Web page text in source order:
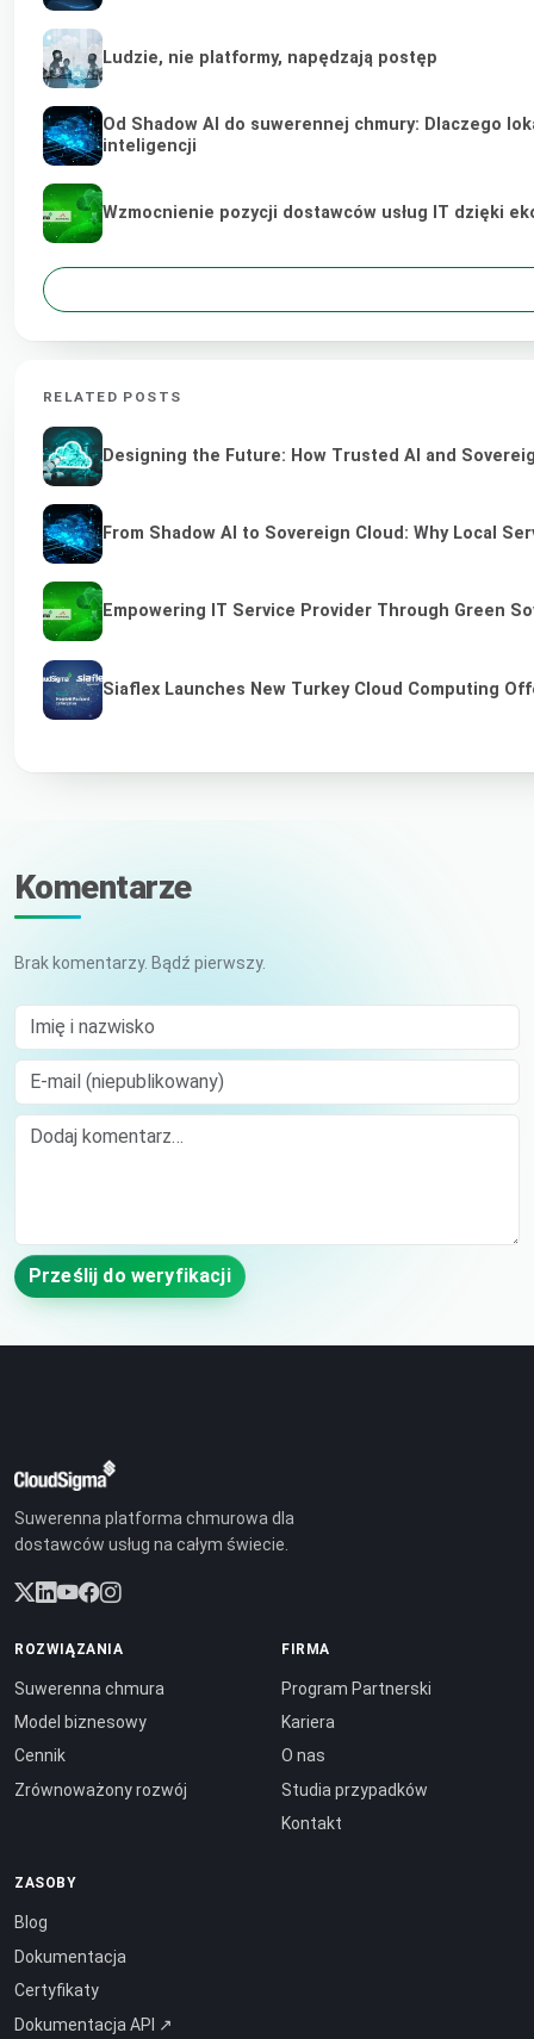
Ludzie, nie platformy, napędzają postęp
Od Shadow AI do suwerennej chmury: Dlaczego
inteligencji
Wzmocnienie pozycji dostawców usług IT dzięki
RELATED POSTS
Designing the Future: How Trusted AI and
From Shadow AI to Sovereign Cloud: Why Local
Empowering IT Service Provider Through Green
Siaflex Launches New Turkey Cloud Computing
Komentarze
Brak komentarzy. Bądź pierwszy.
Imię i nazwisko
E-mail (niepublikowany)
Comment
Prześlij do weryfikacji
Suwerenna platforma chmurowa dla
dostawców usług na całym świecie.
ROZWIĄZANIA
Suwerenna chmura
Model biznesowy
Cennik
Zrównoważony rozwój
FIRMA
Program Partnerski
Kariera
O nas
Studia przypadków
Kontakt
ZASOBY
Blog
Dokumentacja
Certyfikaty
Dokumentacja API ↗